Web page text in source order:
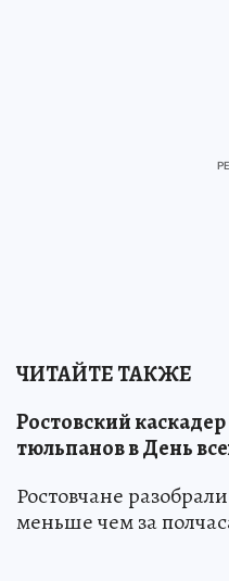
ЧИТАЙТЕ ТАКЖЕ
Ростовский
тюльпанов в День
Ростовчане
меньше чем за